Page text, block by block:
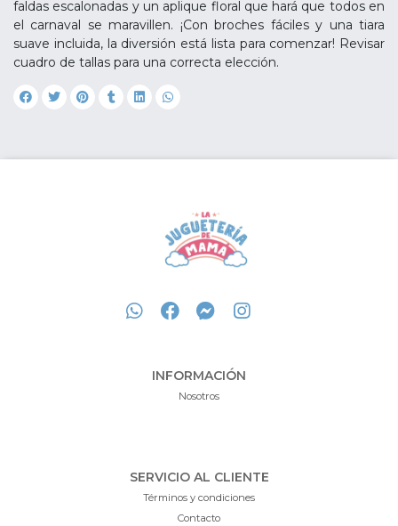
faldas escalonadas y un aplique floral que hará que todos en
el carnaval se maravillen. ¡Con broches fáciles y una tiara
suave incluida, la diversión está lista para comenzar! Revisar
cuadro de tallas para una correcta elección.
INFORMACIÓN
Nosotros
SERVICIO AL CLIENTE
Términos y condiciones
Contacto